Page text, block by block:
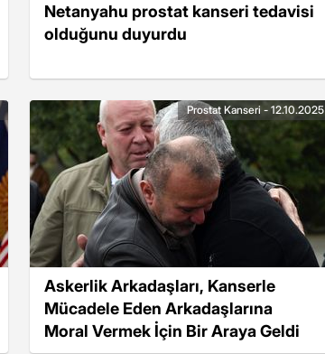
Netanyahu prostat kanseri tedavisi
olduğunu duyurdu
Askerlik Arkadaşları, Kanserle
Mücadele Eden Arkadaşlarına
Moral Vermek İçin Bir Araya Geldi
Prostat Kanseri - 12.10.2025